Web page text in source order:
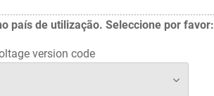
país de utilização. Seleccione por favor:
version code